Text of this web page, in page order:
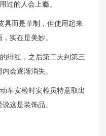
过的人会上瘾。
具而是革制，但使用起来
实在是美妙。
绯红，之后第二天到第三
会逐渐消失。
车安检时安检员特意取出
这是装饰品。